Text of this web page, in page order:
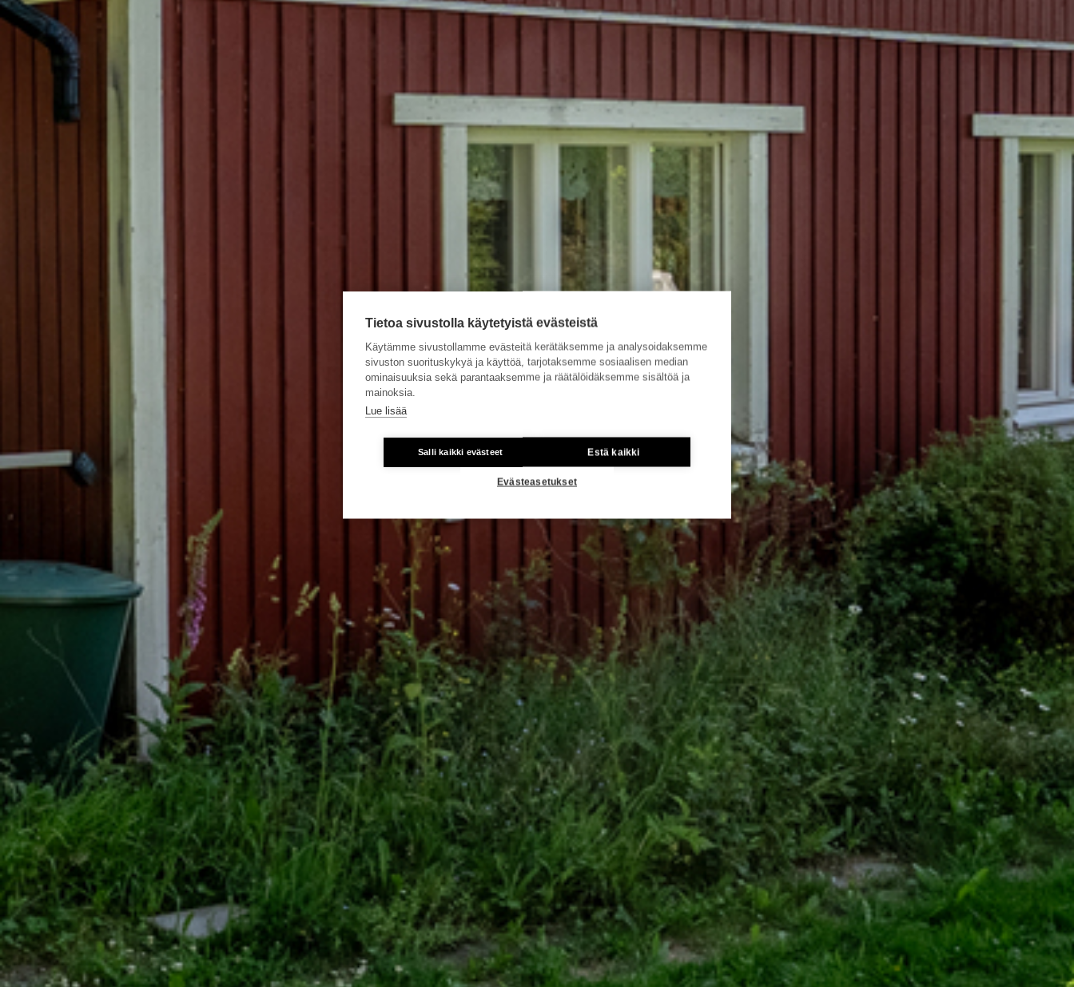
Tietoa sivustolla käytetyistä evästeistä
Käytämme sivustollamme evästeitä kerätäksemme ja analysoidaksemme
sivuston suorituskykyä ja käyttöä, tarjotaksemme sosiaalisen median
ominaisuuksia sekä parantaaksemme ja räätälöidäksemme sisältöä ja
mainoksia.
Lue lisää
Salli kaikki evästeet Estä kaikki
Evästeasetukset